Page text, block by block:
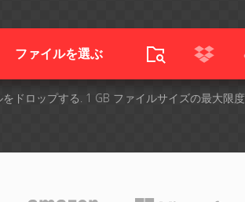
ファイルを選ぶ
ドロップする. 1 GB ファイルサイズの最大限